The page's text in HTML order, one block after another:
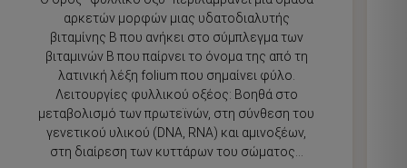
αρκετών μορφών μιας υδατοδιαλυτής
βιταμίνης Β που ανήκει στο σύμπλεγμα των
βιταμινών Β που παίρνει το όνομα της από τη
λατινική λέξη folium που σημαίνει φύλο.
Λειτουργίες φυλλικού οξέος: Βοηθά στο
μεταβολισμό των πρωτεϊνών, στη σύνθεση του
γενετικού υλικού (DNA, RNA) και αμινοξέων,
στη διαίρεση των κυττάρων του σώματος...